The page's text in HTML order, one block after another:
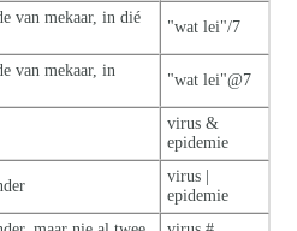
van mekaar, in dié
"wat lei"/7
van mekaar, in
"wat lei"@7
virus &
epidemie
virus |
epidemie